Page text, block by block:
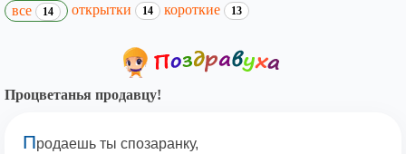
все 14 открытки 14 короткие 13
Процветанья продавцу!
Продаешь ты спозаранку,